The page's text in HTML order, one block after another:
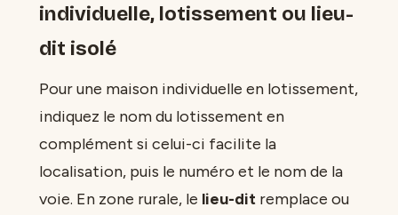
individuelle, lotissement ou lieu-
dit isolé
Pour une maison individuelle en lotissement,
indiquez le nom du lotissement en
complément si celui-ci facilite la
localisation, puis le numéro et le nom de la
voie. En zone rurale, le lieu-dit remplace ou